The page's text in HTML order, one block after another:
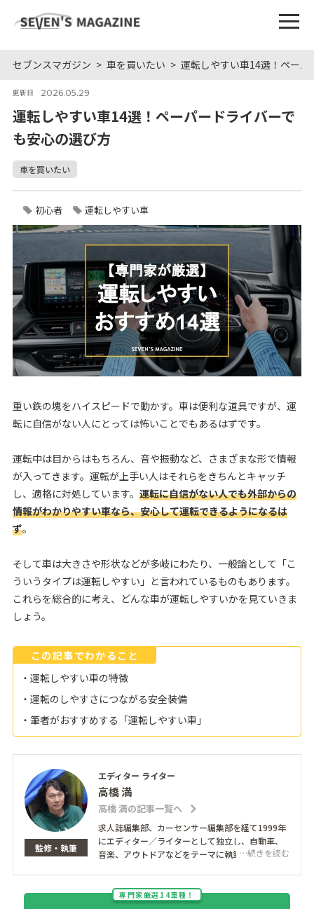
セブンスマガジン 車を買いたい 運転しやすい車14選！ペー
更新日 2026.05.29
運転しやすい車14選！ペーパードライバーで
も安心の選び方
車を買いたい
初心者 運転しやすい車
重い鉄の塊をハイスピードで動かす。車は便利な道具ですが、運
転に自信がない人にとっては怖いことでもあるはずです。
運転中は目からはもちろん、音や振動など、さまざまな形で情報
が入ってきます。運転が上手い人はそれらをきちんとキャッチ
し、適格に対処しています。 運転に自信がない人でも外部からの
情報がわかりやすい車なら、安心して運転できるようになるは
ず。
そして車は大きさや形状などが多岐にわたり、一般論として「こ
ういうタイプは運転しやすい」と言われているものもあります。
これらを総合的に考え、どんな車が運転しやすいかを見ていきま
しょう。
この記事でわかること
・運転しやすい車の特徴
・運転のしやすさにつながる安全装備
・筆者がおすすめする「運転しやすい車」
監修・執筆
エディター ライター
高橋 満
高橋 満の記事一覧へ
求人誌編集部、カーセンサー編集部を経て1999年
にエディター／ライターとして独立し、自動車、
音楽、アウトドアなどをテーマに執筆。得意とし
づいていなかった本音を引き出すことを心がけて
…続きを読む
専門家厳選14車種！